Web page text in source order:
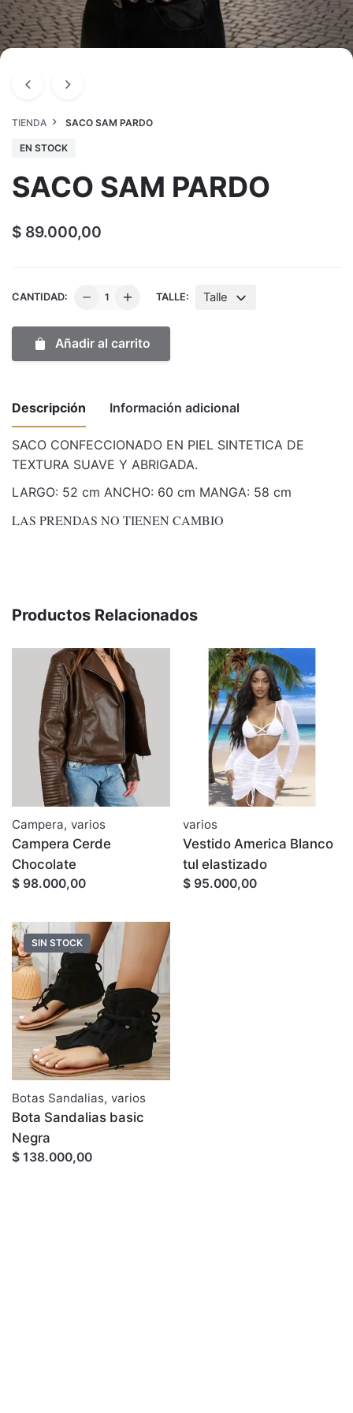
TIENDA SACO SAM PARDO
EN STOCK
SACO SAM PARDO
$ 89.000,00
CANTIDAD:
SACO
cantidad
TALLE: Talle
Añadir al carrito
Descripción Información adicional
SACO CONFECCIONADO EN PIEL SINTETICA DE
TEXTURA SUAVE Y ABRIGADA.
LARGO: 52 cm ANCHO: 60 cm MANGA: 58 cm
LAS PRENDAS NO TIENEN CAMBIO
Weight 1 kg
Dimensions 50 × 30 × 10 cm
Productos Relacionados
Campera, varios
Campera Cerde
Chocolate
$ 98.000,00
varios
Vestido America Blanco
tul elastizado
$ 95.000,00
SIN STOCK
Botas Sandalias, varios
Bota Sandalias basic
Negra
$ 138.000,00